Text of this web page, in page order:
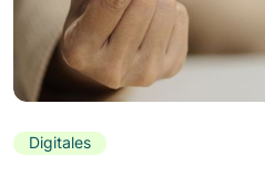
Digitales